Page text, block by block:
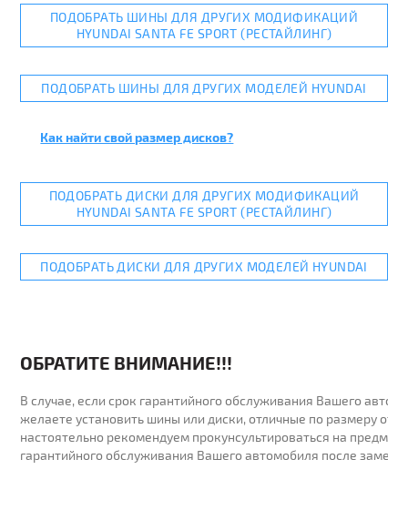
ПОДОБРАТЬ ШИНЫ ДЛЯ ДРУГИХ МОДИФИКАЦИЙ
HYUNDAI SANTA FE SPORT (РЕСТАЙЛИНГ)
ПОДОБРАТЬ ШИНЫ ДЛЯ ДРУГИХ МОДЕЛЕЙ HYUNDAI
Как найти свой размер дисков?
ПОДОБРАТЬ ДИСКИ ДЛЯ ДРУГИХ МОДИФИКАЦИЙ
HYUNDAI SANTA FE SPORT (РЕСТАЙЛИНГ)
ПОДОБРАТЬ ДИСКИ ДЛЯ ДРУГИХ МОДЕЛЕЙ HYUNDAI
ОБРАТИТЕ ВНИМАНИЕ!!!
В случае, если срок гарантийного обслуживания Вашего
желаете установить шины или диски, отличные по размеру от
настоятельно рекомендуем прокунсультироваться на предмет
гарантийного обслуживания Вашего автомобиля после